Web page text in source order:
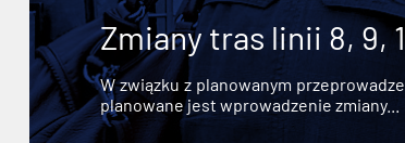
Zmiany tras linii 8, 9,
W związku z planowanym
planowane jest wprowadzenie zmiany...